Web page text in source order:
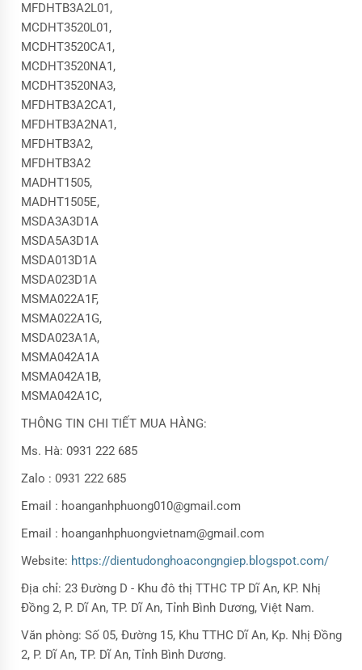
MFDHTB3A2L01,
MCDHT3520L01,
MCDHT3520CA1,
MCDHT3520NA1,
MCDHT3520NA3,
MFDHTB3A2CA1,
MFDHTB3A2NA1,
MFDHTB3A2,
MFDHTB3A2
MADHT1505,
MADHT1505E,
MSDA3A3D1A
MSDA5A3D1A
MSDA013D1A
MSDA023D1A
MSMA022A1F,
MSMA022A1G,
MSDA023A1A,
MSMA042A1A
MSMA042A1B,
MSMA042A1C,
THÔNG TIN CHI TIẾT MUA HÀNG:
Ms. Hà: 0931 222 685
Zalo : 0931 222 685
Email : hoanganhphuong010@gmail.com
Email : hoanganhphuongvietnam@gmail.com
Website: https://dientudonghoacongngiep.blogspot.com/
Địa chỉ: 23 Đường D - Khu đô thị TTHC TP Dĩ An, KP. Nhị
Đồng 2, P. Dĩ An, TP. Dĩ An, Tỉnh Bình Dương, Việt Nam.
Văn phòng: Số 05, Đường 15, Khu TTHC Dĩ An, Kp. Nhị Đồng
2, P. Dĩ An, TP. Dĩ An, Tỉnh Bình Dương.